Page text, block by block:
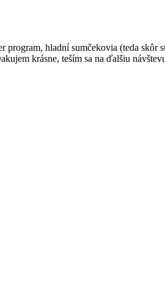
hladní sumčekovia (teda skôr
krásne, teším sa na ďalšiu